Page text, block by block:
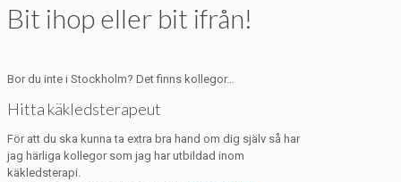
Bit ihop eller bit ifrån!
Bor du inte i Stockholm? Det finns kollegor…
Hitta käkledsterapeut
För att du ska kunna ta extra bra hand om dig själv så har
jag härliga kollegor som jag har utbildad inom
käkledsterapi.